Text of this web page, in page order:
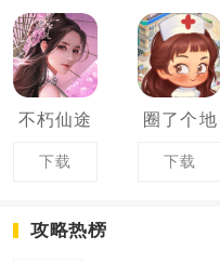
不朽仙途
下载
圈了个地
下载
攻略热榜